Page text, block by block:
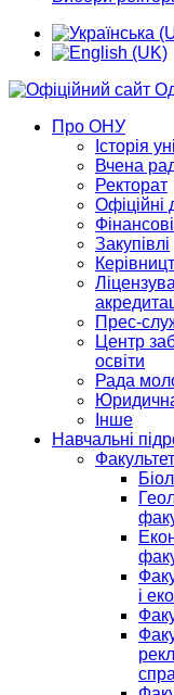
Про ОНУ
Історія
Вчена
Ректорат
Офіційні
Закупівлі
Прес-
Центр
освіти
Рада
Юридична
Інше
Навчальні
і